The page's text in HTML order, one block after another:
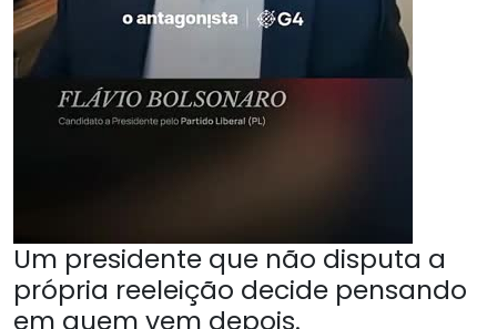
Um presidente que não disputa a
própria reeleição decide pensando
em quem vem depois.